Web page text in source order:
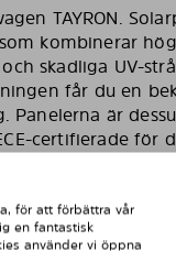
TAYRON.
kombinerar
skadliga UV-
får du en
Panelerna är
certifierade för
i hela Europa är
solskydd –
för att förbättra vår
en fantastisk
använder vi öppna